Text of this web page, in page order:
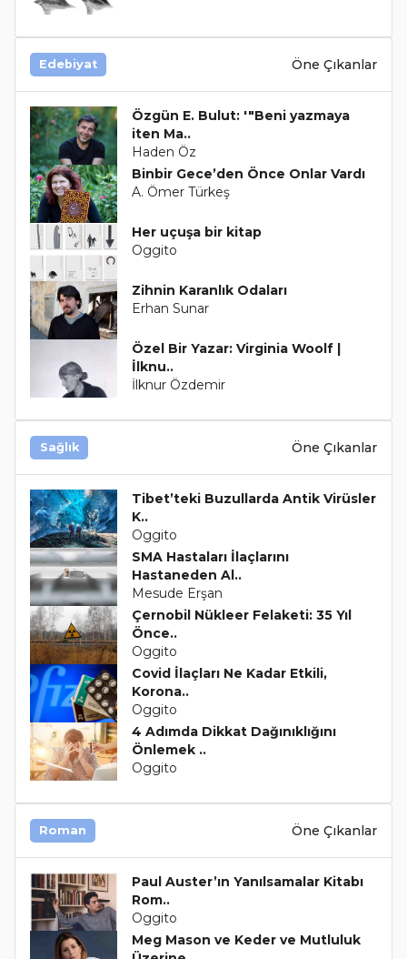
Edebiyat Öne Çıkanlar
Özgün E. Bulut: '"Beni yazmaya
iten Ma..
Haden Öz
Binbir Gece’den Önce Onlar Vardı
A. Ömer Türkeş
Her uçuşa bir kitap
Oggito
Zihnin Karanlık Odaları
Erhan Sunar
Özel Bir Yazar: Virginia Woolf |
İlknu..
İlknur Özdemir
Sağlık Öne Çıkanlar
Tibet’teki Buzullarda Antik Virüsler
K..
Oggito
SMA Hastaları İlaçlarını
Hastaneden Al..
Mesude Erşan
Çernobil Nükleer Felaketi: 35 Yıl
Önce..
Oggito
Covid İlaçları Ne Kadar Etkili,
Korona..
Oggito
4 Adımda Dikkat Dağınıklığını
Önlemek ..
Oggito
Roman Öne Çıkanlar
Paul Auster’ın Yanılsamalar Kitabı
Rom..
Oggito
Meg Mason ve Keder ve Mutluluk